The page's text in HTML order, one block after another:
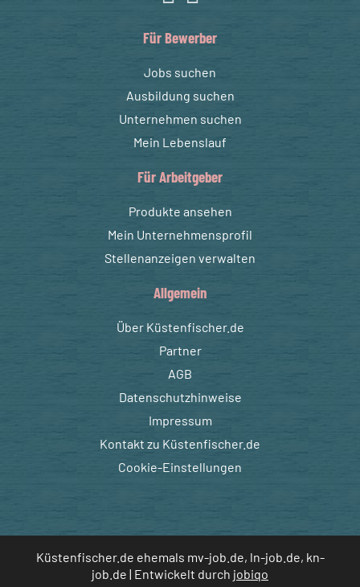
Für Bewerber
Jobs suchen
Ausbildung suchen
Unternehmen suchen
Mein Lebenslauf
Für Arbeitgeber
Produkte ansehen
Mein Unternehmensprofil
Stellenanzeigen verwalten
Allgemein
Über Küstenfischer.de
Partner
AGB
Datenschutzhinweise
Impressum
Kontakt zu Küstenfischer.de
Cookie-Einstellungen
Küstenfischer.de ehemals mv-job.de, ln-job.de, kn-
job.de | Entwickelt durch jobiqo